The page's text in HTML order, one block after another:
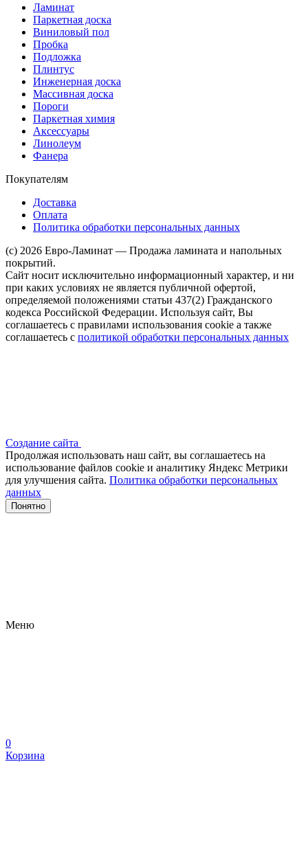
Ламинат
Паркетная доска
Виниловый пол
Пробка
Подложка
Плинтус
Инженерная доска
Массивная доска
Пороги
Паркетная химия
Аксессуары
Линолеум
Фанера
Покупателям
Доставка
Оплата
Политика обработки персональных данных
(c) 2026 Евро-Ламинат — Продажа ламината и напольных
покрытий.
Сайт носит исключительно информационный характер, и ни
при каких условиях не является публичной офертой,
определяемой положениями статьи 437(2) Гражданского
кодекса Российской Федерации. Используя сайт, Вы
соглашаетесь с правилами использования cookie а также
соглашаетесь с политикой обработки персональных данных
Создание сайта
Продолжая использовать наш сайт, вы соглашаетесь на
использование файлов сооkіе и аналитику Яндекс Метрики
для улучшения сайта. Политика обработки персональных
данных
Понятно
Меню
0
Корзина